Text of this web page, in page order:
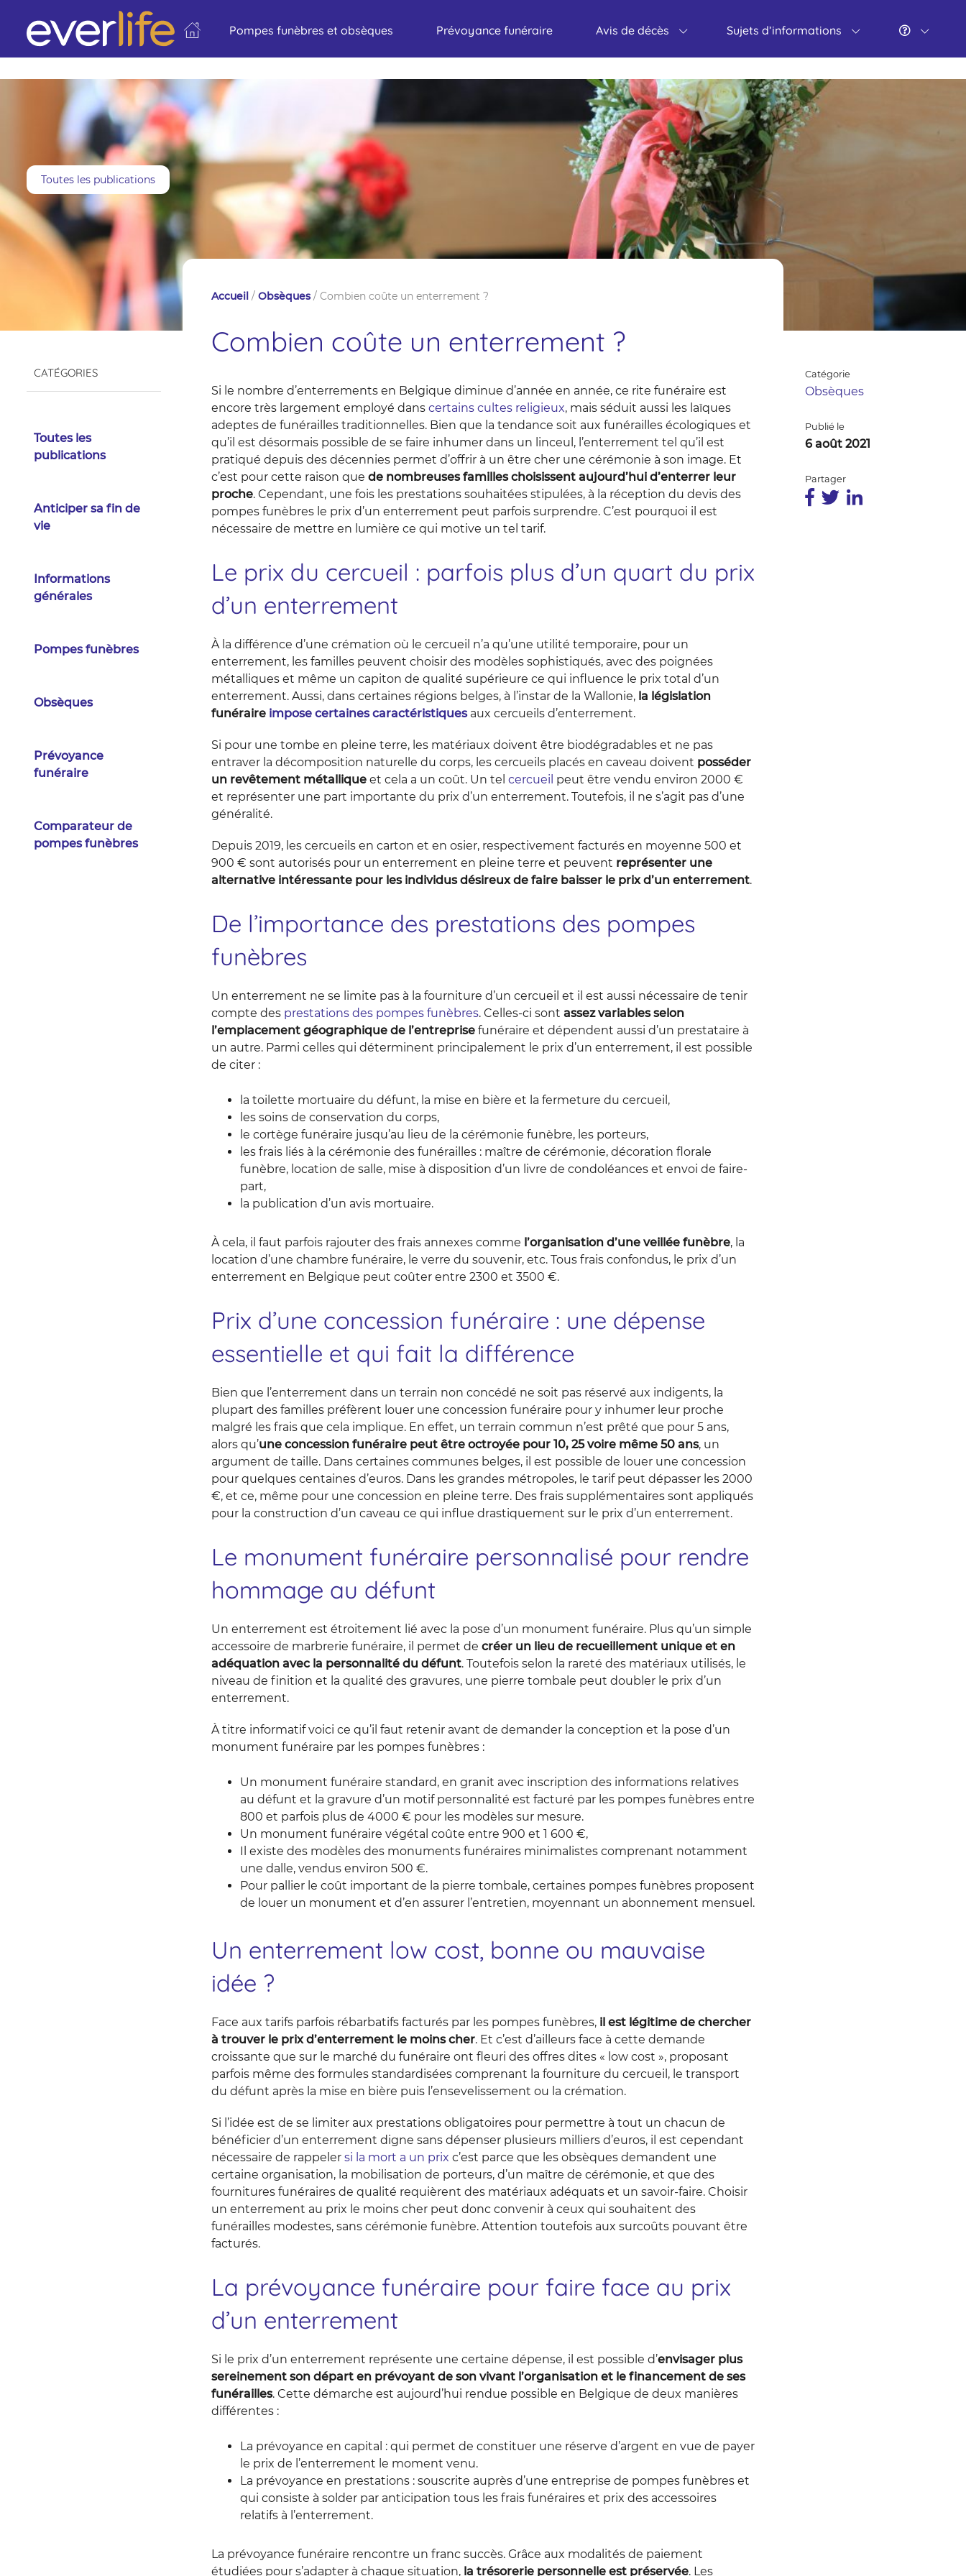
Pompes funèbres et obsèques Prévoyance funéraire Avis de décès Sujets d’informations
Toutes les publications
CATÉGORIES
Toutes les
publications
Anticiper sa fin de
vie
Informations
générales
Pompes funèbres
Obsèques
Prévoyance
funéraire
Comparateur de
pompes funèbres
Accueil / Obsèques/ Combien coûte un enterrement ?
Combien coûte un enterrement ?
Si le nombre d’enterrements en Belgique diminue d’année en année, ce rite funéraire est
encore très largement employé dans certains cultes religieux, mais séduit aussi les laïques
adeptes de funérailles traditionnelles. Bien que la tendance soit aux funérailles écologiques et
qu’il est désormais possible de se faire inhumer dans un linceul, l’enterrement tel qu’il est
pratiqué depuis des décennies permet d’offrir à un être cher une cérémonie à son image. Et
c’est pour cette raison que de nombreuses familles choisissent aujourd’hui d’enterrer leur
proche. Cependant, une fois les prestations souhaitées stipulées, à la réception du devis des
pompes funèbres le prix d’un enterrement peut parfois surprendre. C’est pourquoi il est
nécessaire de mettre en lumière ce qui motive un tel tarif.
Le prix du cercueil : parfois plus d’un quart du prix
d’un enterrement
À la différence d’une crémation où le cercueil n’a qu’une utilité temporaire, pour un
enterrement, les familles peuvent choisir des modèles sophistiqués, avec des poignées
métalliques et même un capiton de qualité supérieure ce qui influence le prix total d’un
enterrement. Aussi, dans certaines régions belges, à l’instar de la Wallonie, la législation
funéraire impose certaines caractéristiques aux cercueils d’enterrement.
Si pour une tombe en pleine terre, les matériaux doivent être biodégradables et ne pas
entraver la décomposition naturelle du corps, les cercueils placés en caveau doivent posséder
un revêtement métalliqueet cela a un coût. Un tel cercueil peut être vendu environ 2000 €
et représenter une part importante du prix d’un enterrement. Toutefois, il ne s’agit pas d’une
généralité.
Depuis 2019, les cercueils en carton et en osier, respectivement facturés en moyenne 500 et
900 € sont autorisés pour un enterrement en pleine terre et peuvent représenter une
alternative intéressante pour les individus désireux de faire baisser le prix d’un enterrement.
De l’importance des prestations des pompes
funèbres
Un enterrement ne se limite pas à la fourniture d’un cercueil et il est aussi nécessaire de tenir
compte des prestations des pompes funèbres. Celles-ci sont assez variables selon
l’emplacement géographique de l’entreprisefunéraire et dépendent aussi d’un prestataire à
un autre. Parmi celles qui déterminent principalement le prix d’un enterrement, il est possible
de citer :
la toilette mortuaire du défunt, la mise en bière et la fermeture du cercueil,
les soins de conservation du corps,
le cortège funéraire jusqu’au lieu de la cérémonie funèbre, les porteurs,
les frais liés à la cérémonie des funérailles : maître de cérémonie, décoration florale
funèbre, location de salle, mise à disposition d’un livre de condoléances et envoi de faire-
part,
la publication d’un avis mortuaire.
À cela, il faut parfois rajouter des frais annexes comme l’organisation d’une veillée funèbre, la
location d’une chambre funéraire, le verre du souvenir, etc. Tous frais confondus, le prix d’un
enterrement en Belgique peut coûter entre 2300 et 3500 €.
Prix d’une concession funéraire : une dépense
essentielle et qui fait la différence
Bien que l’enterrement dans un terrain non concédé ne soit pas réservé aux indigents, la
plupart des familles préfèrent louer une concession funéraire pour y inhumer leur proche
malgré les frais que cela implique. En effet, un terrain commun n’est prêté que pour 5 ans,
alors qu’une concession funéraire peut être octroyée pour 10, 25 voire même 50 ans, un
argument de taille. Dans certaines communes belges, il est possible de louer une concession
pour quelques centaines d’euros. Dans les grandes métropoles, le tarif peut dépasser les 2000
€, et ce, même pour une concession en pleine terre. Des frais supplémentaires sont appliqués
pour la construction d’un caveau ce qui influe drastiquement sur le prix d’un enterrement.
Le monument funéraire personnalisé pour rendre
hommage au défunt
Un enterrement est étroitement lié avec la pose d’un monument funéraire. Plus qu’un simple
accessoire de marbrerie funéraire, il permet de créer un lieu de recueillement unique et en
adéquation avec la personnalité du défunt. Toutefois selon la rareté des matériaux utilisés, le
niveau de finition et la qualité des gravures, une pierre tombale peut doubler le prix d’un
enterrement.
À titre informatif voici ce qu’il faut retenir avant de demander la conception et la pose d’un
monument funéraire par les pompes funèbres :
Un monument funéraire standard, en granit avec inscription des informations relatives
au défunt et la gravure d’un motif personnalité est facturé par les pompes funèbres entre
800 et parfois plus de 4000 € pour les modèles sur mesure.
Un monument funéraire végétal coûte entre 900 et 1 600 €,
Il existe des modèles des monuments funéraires minimalistes comprenant notamment
une dalle, vendus environ 500 €.
Pour pallier le coût important de la pierre tombale, certaines pompes funèbres proposent
de louer un monument et d’en assurer l’entretien, moyennant un abonnement mensuel.
Un enterrement low cost, bonne ou mauvaise
idée ?
Face aux tarifs parfois rébarbatifs facturés par les pompes funèbres, il est légitime de chercher
à trouver le prix d’enterrement le moins cher. Et c’est d’ailleurs face à cette demande
croissante que sur le marché du funéraire ont fleuri des offres dites « low cost », proposant
parfois même des formules standardisées comprenant la fourniture du cercueil, le transport
du défunt après la mise en bière puis l’ensevelissement ou la crémation.
Si l’idée est de se limiter aux prestations obligatoires pour permettre à tout un chacun de
bénéficier d’un enterrement digne sans dépenser plusieurs milliers d’euros, il est cependant
nécessaire de rappeler si la mort a un prix c’est parce que les obsèques demandent une
certaine organisation, la mobilisation de porteurs, d’un maître de cérémonie, et que des
fournitures funéraires de qualité requièrent des matériaux adéquats et un savoir-faire. Choisir
un enterrement au prix le moins cher peut donc convenir à ceux qui souhaitent des
funérailles modestes, sans cérémonie funèbre. Attention toutefois aux surcoûts pouvant être
facturés.
La prévoyance funéraire pour faire face au prix
d’un enterrement
Si le prix d’un enterrement représente une certaine dépense, il est possible d’envisager plus
sereinement son départ en prévoyant de son vivant l’organisation et le financement de ses
funérailles. Cette démarche est aujourd’hui rendue possible en Belgique de deux manières
différentes :
La prévoyance en capital : qui permet de constituer une réserve d’argent en vue de payer
le prix de l’enterrement le moment venu.
La prévoyance en prestations : souscrite auprès d’une entreprise de pompes funèbres et
qui consiste à solder par anticipation tous les frais funéraires et prix des accessoires
relatifs à l’enterrement.
La prévoyance funéraire rencontre un franc succès. Grâce aux modalités de paiement
étudiées pour s’adapter à chaque situation, la trésorerie personnelle est préservée. Les
Catégorie
Obsèques
Publié le
6 août 2021
Partager